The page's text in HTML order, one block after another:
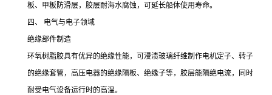
板、甲板防滑层，胶层耐海水腐蚀，可延长船体使用寿命。
四、 电气与电子领域
绝缘部件制造
环氧树脂胶具有优异的绝缘性能，可浸渍玻璃纤维制作电机定子、转子
的绝缘套管，高压电器的绝缘隔板、绝缘子等，胶层能隔绝电流，同时
耐受电气设备运行时的高温。